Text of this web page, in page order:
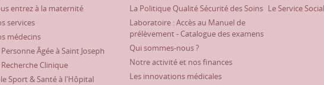
entrez à la maternité
services
médecins
Personne Âgée à Saint Joseph
Recherche Clinique
Sport & Santé à l'Hôpital
La Politique Qualité Sécurité des Soins
Laboratoire : Accès au Manuel de
prélèvement - Catalogue des examens
Qui sommes-nous ?
Notre activité et nos finances
Les innovations médicales
Le Service Social